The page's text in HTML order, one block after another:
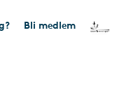
Bli medlem